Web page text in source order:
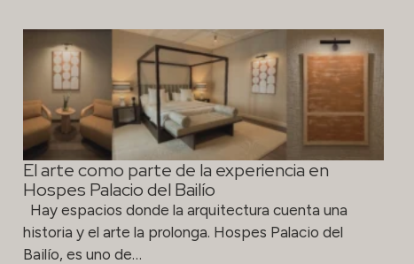
El arte como parte de la experiencia en
Hospes Palacio del Bailío
Hay espacios donde la arquitectura cuenta una
historia y el arte la prolonga. Hospes Palacio del
Bailío, es uno de…